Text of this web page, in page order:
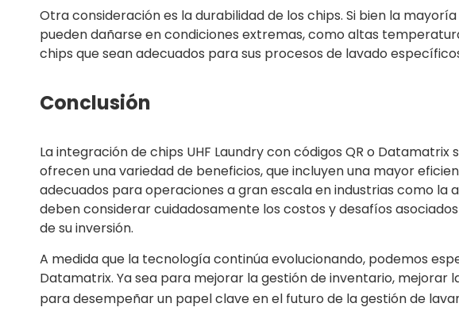
Otra consideración es la durabilidad de los chips. Si bien la
pueden dañarse en condiciones extremas, como altas
chips que sean adecuados para sus procesos de lavado
Conclusión
La integración de chips UHF Laundry con códigos QR o
ofrecen una variedad de beneficios, que incluyen una mayor
adecuados para operaciones a gran escala en industrias como
deben considerar cuidadosamente los costos y desafíos
de su inversión.
A medida que la tecnología continúa evolucionando, podemos
Datamatrix. Ya sea para mejorar la gestión de inventario,
para desempeñar un papel clave en el futuro de la gestión de